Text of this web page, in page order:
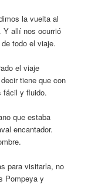
la vuelta al
Y allí nos ocurrió
todo el viaje.
el viaje
tiene que con
fácil y fluido.
que estaba
encantador.
para visitarla, no
Pompeya y